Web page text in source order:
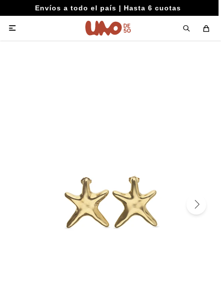
Envíos a todo el país | Hasta 6 cuotas
